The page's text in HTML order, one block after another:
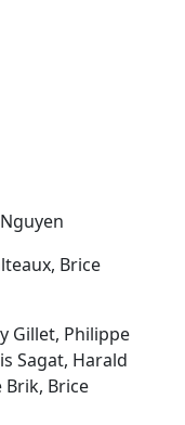
Brice
Gillet, Philippe
Sagat, Harald
Brik, Brice